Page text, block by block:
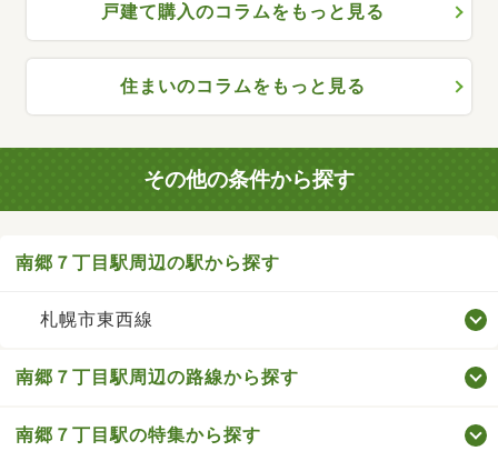
戸建て購入のコラムをもっと見る
住まいのコラムをもっと見る
その他の条件から探す
南郷７丁目駅周辺の駅から探す
札幌市東西線
南郷７丁目駅周辺の路線から探す
南郷７丁目駅の特集から探す